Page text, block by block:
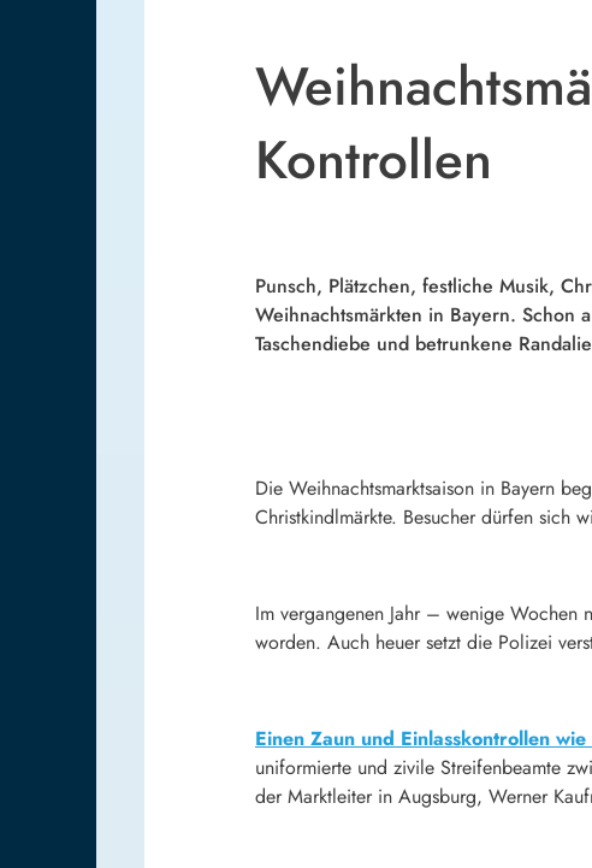
Kontrollen
Punsch, Plätzchen, festliche Musik,
Weihnachtsmärkten in Bayern. Schon
Taschendiebe und betrunkene
Die Weihnachtsmarktsaison in Bayern
Christkindlmärkte. Besucher dürfen sich
Im vergangenen Jahr – wenige Wochen
worden. Auch heuer setzt die Polizei
Einen Zaun und Einlasskontrollen
uniformierte und zivile Streifenbeamte
der Marktleiter in Augsburg, Werner